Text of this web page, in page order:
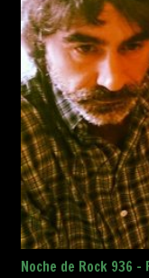
Noche de Rock 936